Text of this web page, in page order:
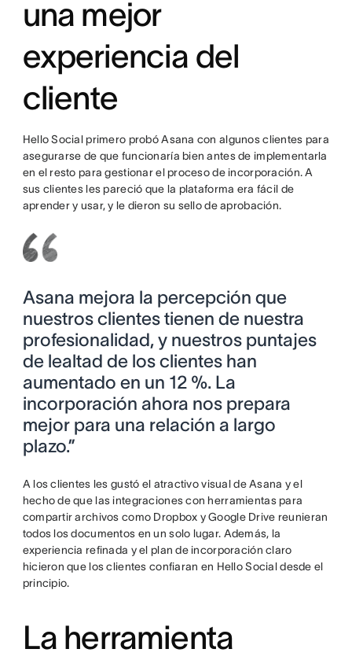
una mejor
experiencia del
cliente
Hello Social primero probó Asana con algunos clientes para
asegurarse de que funcionaría bien antes de implementarla
en el resto para gestionar el proceso de incorporación. A
sus clientes les pareció que la plataforma era fácil de
aprender y usar, y le dieron su sello de aprobación.
Asana mejora la percepción que
nuestros clientes tienen de nuestra
profesionalidad, y nuestros puntajes
de lealtad de los clientes han
aumentado en un 12 %. La
incorporación ahora nos prepara
mejor para una relación a largo
plazo.”
A los clientes les gustó el atractivo visual de Asana y el
hecho de que las integraciones con herramientas para
compartir archivos como Dropbox y Google Drive reunieran
todos los documentos en un solo lugar. Además, la
experiencia refinada y el plan de incorporación claro
hicieron que los clientes confiaran en Hello Social desde el
principio.
La herramienta